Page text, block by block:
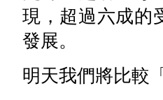
現，超過六成的
發展。
明天我們將比較